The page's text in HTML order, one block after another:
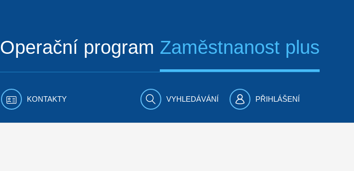
Operační program Zaměstnanost plus
KONTAKTY VYHLEDÁVÁNÍ PŘIHLÁŠENÍ